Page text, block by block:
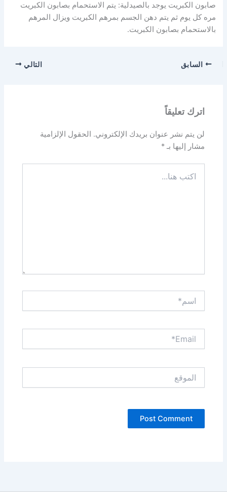
صابون الكبريت يوجد بالصيدلية: يتم الاستحمام بصابون الكبريت
مره كل يوم ثم يتم دهن الجسم بمرهم الكبريت ويزال المرهم
بالاستحمام بصابون الكبريت.
السابق التالي
اترك تعليقاً
لن يتم نشر عنوان بريدك الإلكتروني. الحقول الإلزامية
مشار إليها بـ*
هنا...